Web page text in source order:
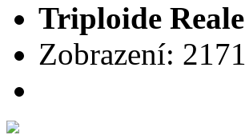
Triploide Reale
Zobrazení: 2171